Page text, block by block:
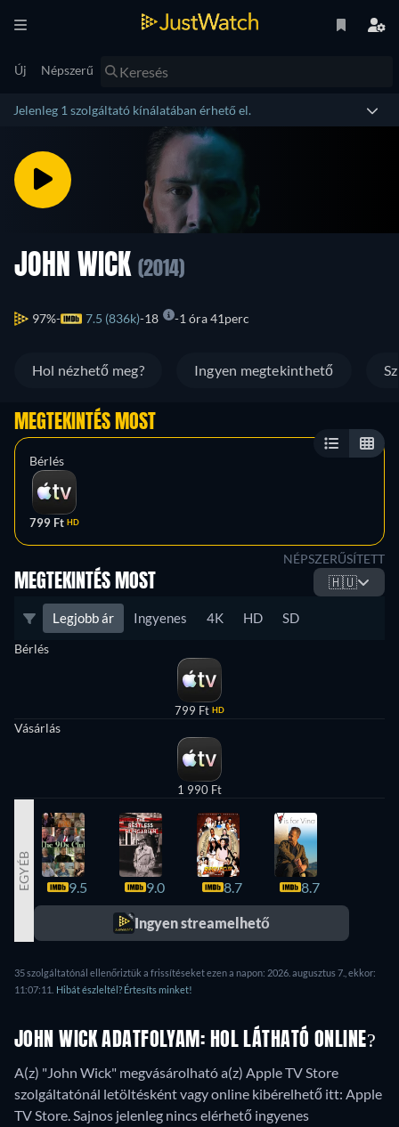
Új Népszerű
Jelenleg 1 szolgáltató kínálatában érhető el.
JOHN WICK (2014)
97% 7.5 (836k) 18 1 óra 41perc
Hol nézhető meg? Ingyen megtekinthető
MEGTEKINTÉS MOST
Bérlés
799 Ft HD
NÉPSZERŰSÍTETT
MEGTEKINTÉS MOST 🇭🇺
Legjobb ár Ingyenes 4K HD SD
Bérlés
799 Ft HD
Vásárlás
1 990 Ft
EGYÉB 9.5 9.0 8.7 8.7
Ingyen streamelhető
35 szolgáltatónál ellenőriztük a frissítéseket ezen a napon: 2026. augusztus 7., ekkor:
11:07:11. Hibát észleltél? Értesíts minket!
JOHN WICK ADATFOLYAM: HOL LÁTHATÓ ONLINE?
A(z) "John Wick" megvásárolható a(z) Apple TV Store
szolgáltatónál letöltésként vagy online kibérelhető itt: Apple
TV Store.Sajnos jelenleg nincs elérhető ingyenes